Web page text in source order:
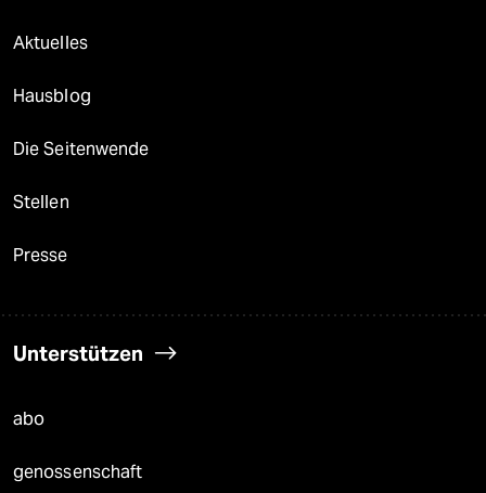
Aktuelles
Hausblog
Die Seitenwende
Stellen
Presse
Unterstützen
abo
genossenschaft